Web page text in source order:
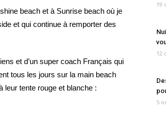
beach et à Sunrise beach où je
et qui continue à remporter des
et d’un super coach Français qui
tous les jours sur la main beach
leur tente rouge et blanche :
19
12
5